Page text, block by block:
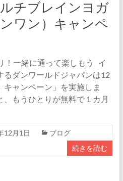
チブレインヨガ
ワン）キャンペ
！一緒に通って楽しもう イ
るダンワールドジャパンは12
ャンペーン」を実施しま
もうひとりが無料で１カ月
12月1日
ブログ
続きを読む